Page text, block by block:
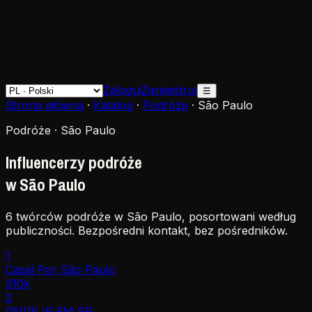
ZalogujZarejestruj ☰
Strona główna · Katalog · Podróże · São Paulo
Podróże · São Paulo
Influencerzy podróże
w São Paulo
6 twórców podróże w São Paulo, posortowani według
publiczności. Bezpośredni kontakt, bez pośredników.
1
Casal Por São Paulo
310k
2